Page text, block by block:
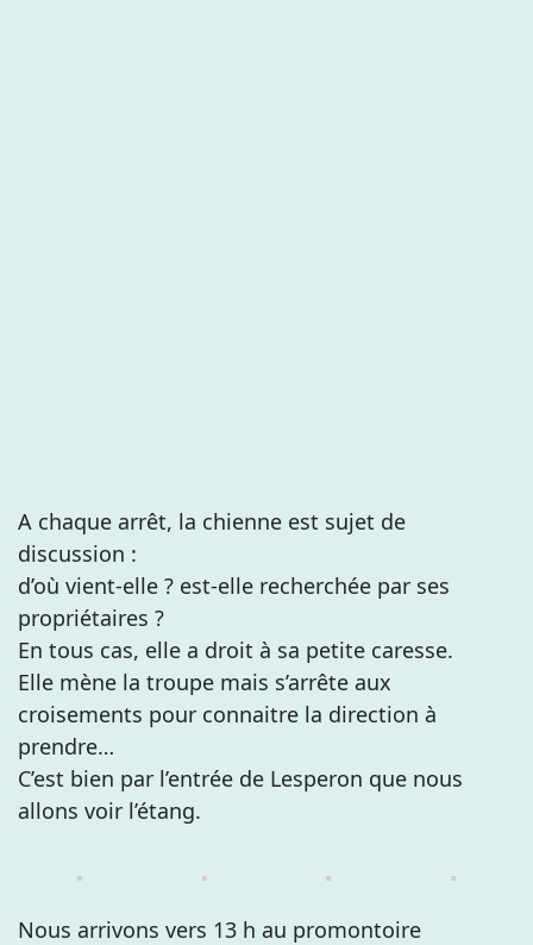
A chaque arrêt, la chienne est sujet de
discussion :
d’où vient-elle ? est-elle recherchée par ses
propriétaires ?
En tous cas, elle a droit à sa petite caresse.
Elle mène la troupe mais s’arrête aux
croisements pour connaitre la direction à
prendre…
C’est bien par l’entrée de Lesperon que nous
allons voir l’étang.
Nous arrivons vers 13 h au promontoire